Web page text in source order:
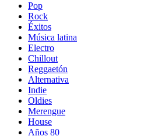
Pop
Rock
Éxitos
Música latina
Electro
Chillout
Reggaetón
Alternativa
Indie
Oldies
Merengue
House
Años 80